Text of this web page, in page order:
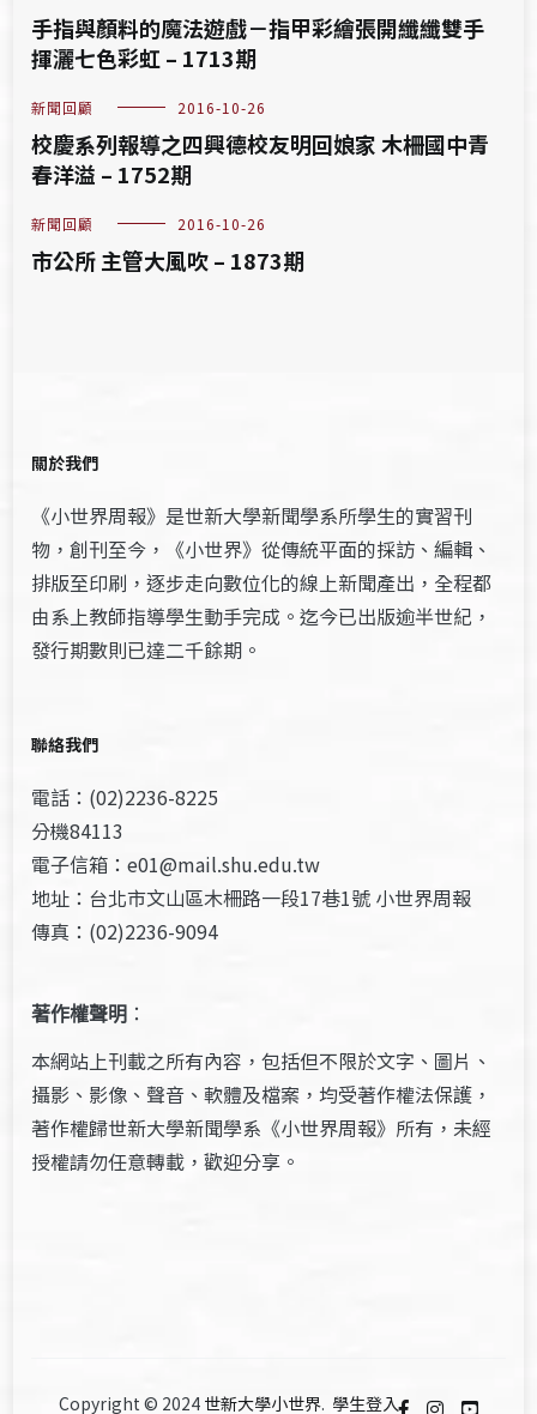
手指與顏料的魔法遊戲－指甲彩繪張開纖纖雙手
揮灑七色彩虹 – 1713期
新聞回顧 2016-10-26
校慶系列報導之四興德校友明回娘家 木柵國中青
春洋溢 – 1752期
新聞回顧 2016-10-26
市公所 主管大風吹 – 1873期
關於我們
《小世界周報》是世新大學新聞學系所學生的實習刊
物，創刊至今，《小世界》從傳統平面的採訪、編輯、
排版至印刷，逐步走向數位化的線上新聞產出，全程都
由系上教師指導學生動手完成。迄今已出版逾半世紀，
發行期數則已達二千餘期。
聯絡我們
電話：(02)2236-8225
分機84113
電子信箱：e01@mail.shu.edu.tw
地址：台北市文山區木柵路一段17巷1號 小世界周報
傳真：(02)2236-9094
著作權聲明 ：
本網站上刊載之所有內容，包括但不限於文字、圖片、
攝影、影像、聲音、軟體及檔案，均受著作權法保護，
著作權歸世新大學新聞學系《小世界周報》所有，未經
授權請勿任意轉載，歡迎分享。
Copyright © 2024 世新大學小世界. 學生登入